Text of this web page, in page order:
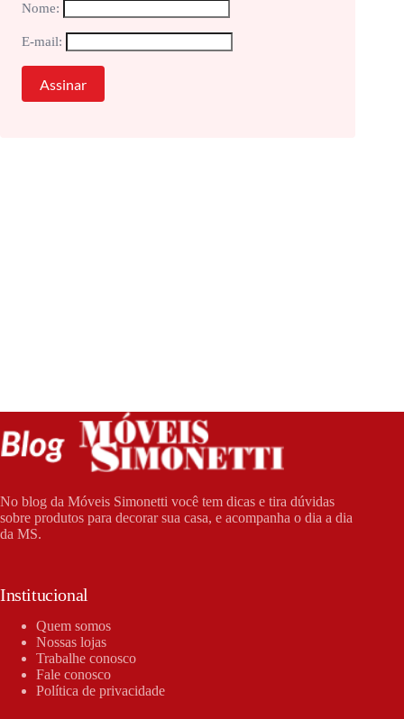
Nome:
E-mail:
No blog da Móveis Simonetti você tem dicas e tira dúvidas
sobre produtos para decorar sua casa, e acompanha o dia a dia
da MS.
Institucional
Quem somos
Nossas lojas
Trabalhe conosco
Fale conosco
Política de privacidade